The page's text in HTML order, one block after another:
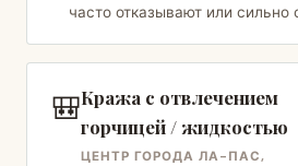
часто отказывают или сильно
🎒Кража с отвлечением
горчицей / жидкостью
ЦЕНТР ГОРОДА ЛА-ПАС,